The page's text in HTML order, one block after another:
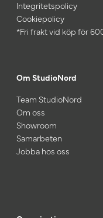
Integritetspolicy
Cookiepolicy
*Fri frakt vid köp för
Om StudioNord
Team StudioNord
Om oss
Showroom
Samarbeten
Jobba hos oss